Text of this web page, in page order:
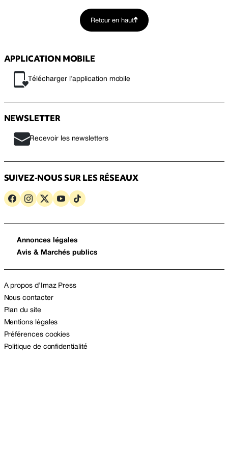
Retour en haut
APPLICATION MOBILE
Télécharger l’application mobile
NEWSLETTER
Recevoir les newsletters
SUIVEZ-NOUS SUR LES RÉSEAUX
Annonces légales
Avis & Marchés publics
A propos d’Imaz Press
Nous contacter
Plan du site
Mentions légales
Préférences cookies
Politique de confidentialité